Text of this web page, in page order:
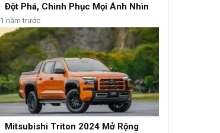
Đột Phá, Chinh Phục Mọi Ánh Nhìn
1 năm trước
Mitsubishi Triton 2024 Mở Rộng